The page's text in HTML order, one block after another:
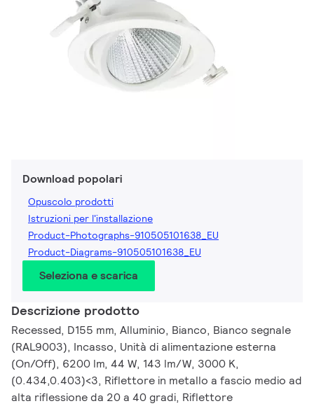
Download popolari
Opuscolo prodotti
Istruzioni per l'installazione
Product-Photographs-910505101638_EU
Product-Diagrams-910505101638_EU
Seleziona e scarica
Descrizione prodotto
Recessed, D155 mm, Alluminio, Bianco, Bianco segnale
(RAL9003), Incasso, Unità di alimentazione esterna
(On/Off), 6200 lm, 44 W, 143 lm/W, 3000 K,
(0.434,0.403)<3, Riflettore in metallo a fascio medio ad
alta riflessione da 20 a 40 gradi, Riflettore